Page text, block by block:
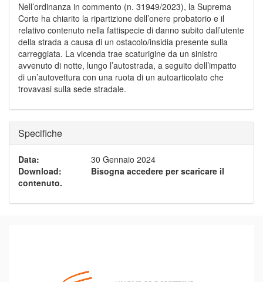
Nell’ordinanza in commento (n. 31949/2023), la Suprema
Corte ha chiarito la ripartizione dell’onere probatorio e il
relativo contenuto nella fattispecie di danno subito dall’utente
della strada a causa di un ostacolo/insidia presente sulla
carreggiata. La vicenda trae scaturigine da un sinistro
avvenuto di notte, lungo l’autostrada, a seguito dell’impatto
di un’autovettura con una ruota di un autoarticolato che
trovavasi sulla sede stradale.
Specifiche
Data:
30 Gennaio 2024
Download:
Bisogna accedere per scaricare il
contenuto.